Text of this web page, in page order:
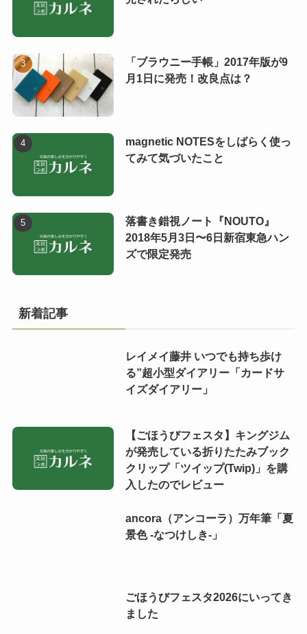
「ブラウニー手帳」2017年版が9
月1日に発売！改良点は？
magnetic NOTESをしばらく使っ
てみて気づいたこと
落書き錯視ノート『NOUTO』
2018年5月3日〜6日新宿東急ハン
ズで限定発売
新着記事
レイメイ藤井 いつでも持ち歩け
る”超小型ダイアリー「カードサ
イズダイアリー」
【ごほうびフェスタ】キングジム
が発売している折りたたみブック
クリップ「ツイップ(Twip)」を購
入したのでレビュー
ancora（アンコーラ）万年筆「夏
景色 -なつけしき-」
ごほうびフェスタ2026にいってき
ました